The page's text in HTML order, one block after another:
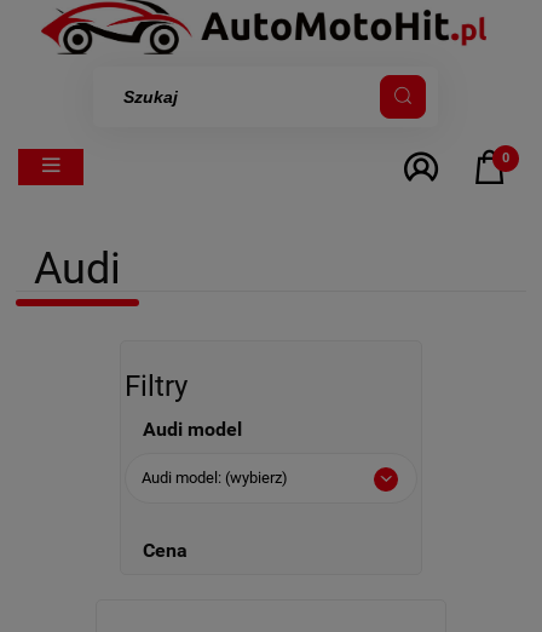
0
Audi
Filtry
Audi model
Audi model: (wybierz)
Cena